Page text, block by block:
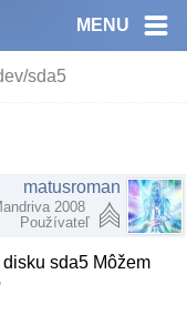
MENU
sda5
matusroman
2008
Používateľ
sda5 Môžem